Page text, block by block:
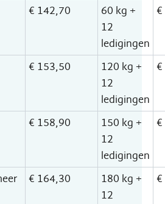
€ 142,70
60 kg +
12
ledigingen
€
€ 153,50
120 kg +
12
ledigingen
€
€ 158,90
150 kg +
12
ledigingen
€
€ 164,30
180 kg +
12
€